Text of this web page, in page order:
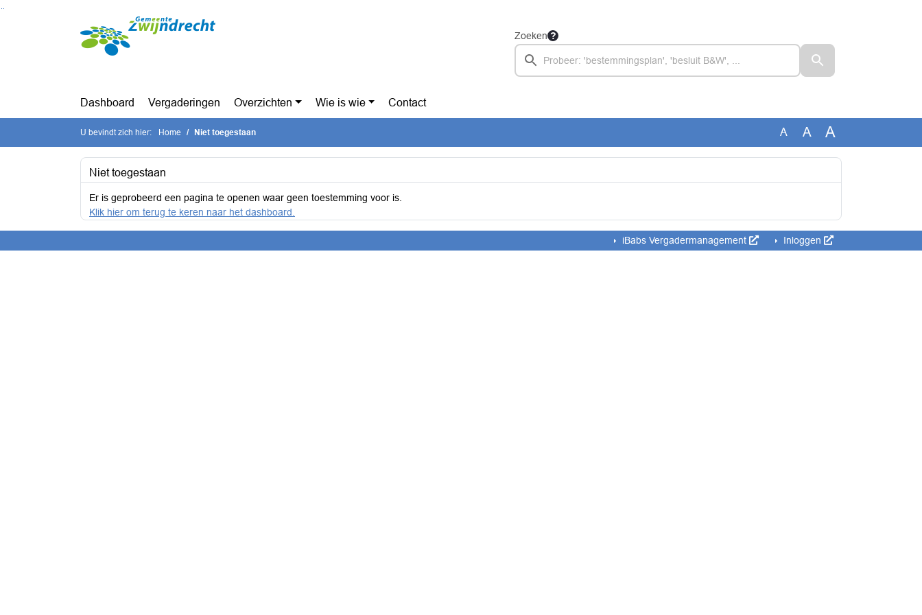
Ga naar de inhoud van deze pagina
Zoeken
Dashboard Vergaderingen Overzichten Wie is wie Contact
U bevindt zich hier: Home Niet toegestaan A A A
Niet toegestaan
Er is geprobeerd een pagina te openen waar geen toestemming voor is.
Klik hier om terug te keren naar het dashboard.
iBabs Vergadermanagement Inloggen